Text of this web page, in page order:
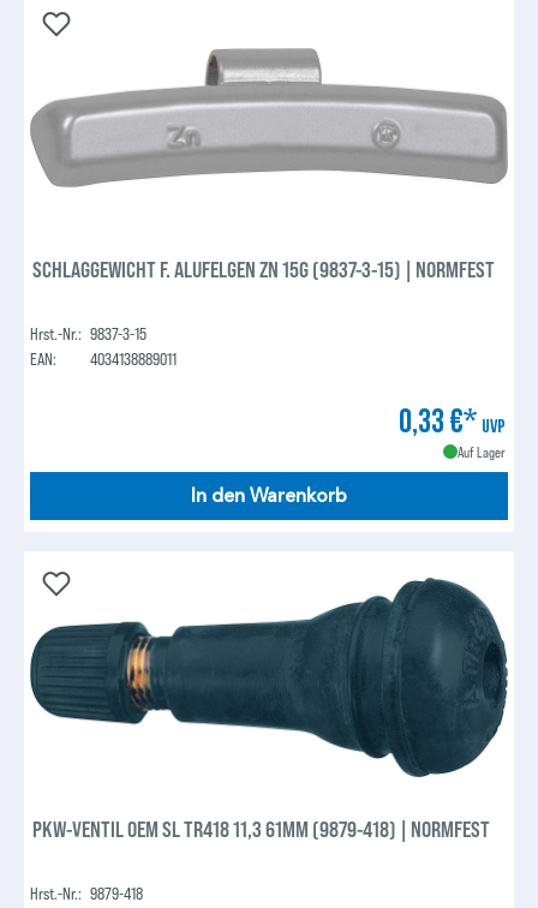
SCHLAGGEWICHT F. ALUFELGEN ZN 15G (9837-3-15) | NORMFEST
Hrst.-Nr.: 9837-3-15
EAN:
4034138889011
0,33 €* UVP
Auf Lager
In den Warenkorb
PKW-VENTIL OEM SL TR418 11,3 61MM (9879-418) | NORMFEST
Hrst.-Nr.: 9879-418